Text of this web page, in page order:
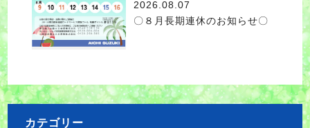
2026.08.07
〇８月長期連休のお知らせ〇
カテゴリー